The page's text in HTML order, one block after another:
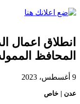
انطلاق اعمال
المحافظ
9 أغسطس، 2023
عدن | خاص